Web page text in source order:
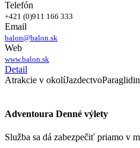
Telefón
+421 (0)911 166 333
Email
balon@balon.sk
Web
www.balon.sk
Detail
Atrakcie v okolíJazdectvo
Adventoura Denné výlety
Služba sa dá zabezpečiť priamo v